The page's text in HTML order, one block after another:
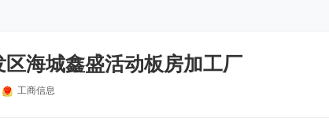
海城鑫盛活动板房加工厂
工商信息